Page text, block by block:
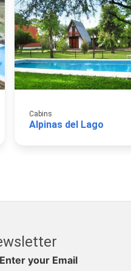
Cabins
Alpinas del Lago
Enter your Email